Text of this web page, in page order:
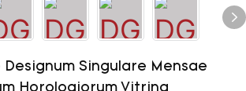
Designum Singulare Mensae